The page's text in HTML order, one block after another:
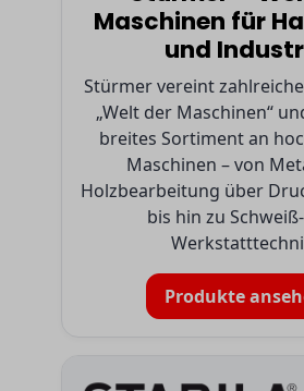
Maschinen für
und
Stürmer vereint
„Welt der Maschinen“
breites Sortiment an
Maschinen – von
Holzbearbeitung über
bis hin zu
Produkte